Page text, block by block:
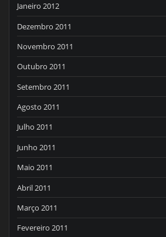
Janeiro 2012
Dezembro 2011
Novembro 2011
Outubro 2011
Setembro 2011
Agosto 2011
Julho 2011
Junho 2011
Maio 2011
Abril 2011
Março 2011
Fevereiro 2011